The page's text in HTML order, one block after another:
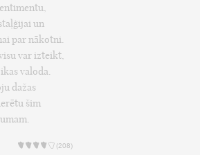
un
par nākotni.
var izteikt,
valoda.
dažas
šim
(208)